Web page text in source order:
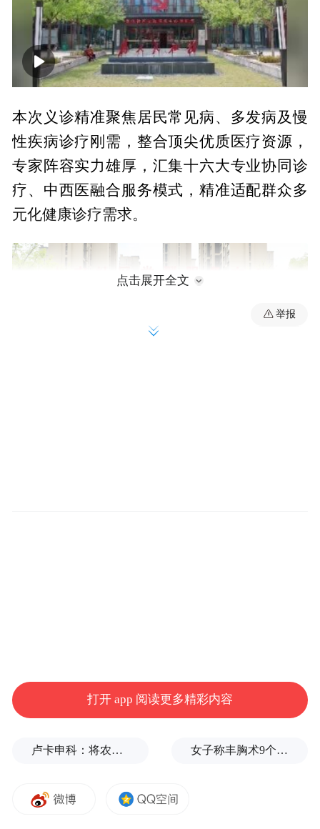
00:00 01:22
本次义诊精准聚焦居民常见病、多发病及慢
性疾病诊疗刚需，整合顶尖优质医疗资源，
专家阵容实力雄厚，汇集十六大专业协同诊
疗、中西医融合服务模式，精准适配群众多
元化健康诊疗需求。
点击展开全文
举报
打开 app 阅读更多精彩内容
卢卡申科：将农忙季节不好好干活的人都发配边疆充军！ 女子称丰胸术9个月后确诊乳腺癌，医美机构：手术不可能引发癌症，建议走司法途径